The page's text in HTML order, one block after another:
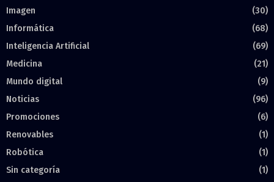
Imagen
(30)
Informática
(68)
Inteligencia Artificial
(69)
Medicina
(21)
Mundo digital
(9)
Noticias
(96)
Promociones
(6)
Renovables
(1)
Robótica
(1)
Sin categoría
(1)